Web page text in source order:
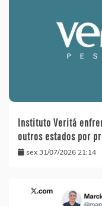
Instituto Veritá
outros estados por
sex 31/07/2026 21:14